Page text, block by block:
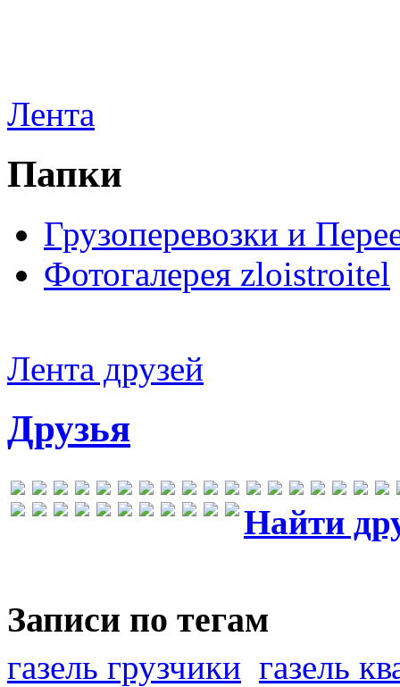
Лента
Папки
Грузоперевозки и
Фотогалерея zloistroitel
Лента друзей
Друзья
Найти
Записи по тегам
газель грузчики газель